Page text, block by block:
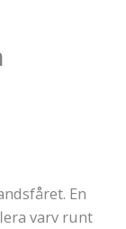
En
varv runt